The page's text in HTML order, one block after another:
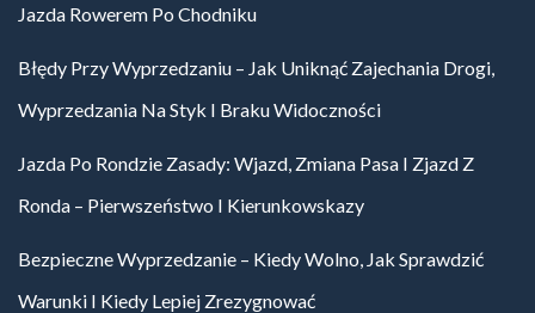
Jazda Rowerem Po Chodniku
Błędy Przy Wyprzedzaniu – Jak Uniknąć Zajechania Drogi,
Wyprzedzania Na Styk I Braku Widoczności
Jazda Po Rondzie Zasady: Wjazd, Zmiana Pasa I Zjazd Z
Ronda – Pierwszeństwo I Kierunkowskazy
Bezpieczne Wyprzedzanie – Kiedy Wolno, Jak Sprawdzić
Warunki I Kiedy Lepiej Zrezygnować